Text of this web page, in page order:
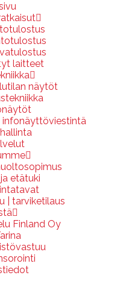
laitteet
näytöt
infonäyttöviestintä
etätuki
| tarviketilaus
Finland Oy